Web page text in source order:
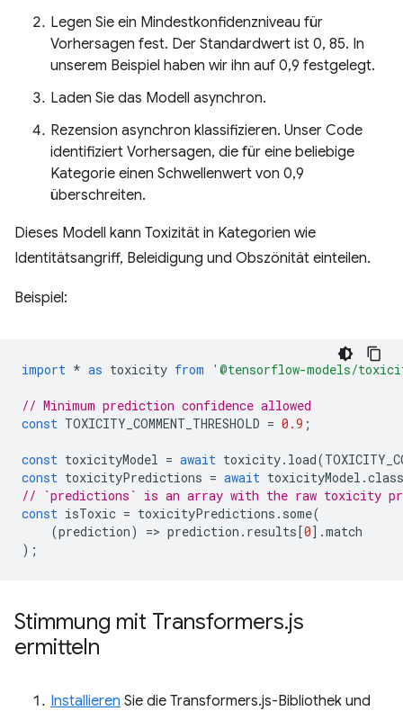
Legen Sie ein Mindestkonfidenzniveau für
Vorhersagen fest. Der Standardwert ist 0, 85. In
unserem Beispiel haben wir ihn auf 0,9 festgelegt.
Laden Sie das Modell asynchron.
Rezension asynchron klassifizieren. Unser Code
identifiziert Vorhersagen, die für eine beliebige
Kategorie einen Schwellenwert von 0,9
überschreiten.
Dieses Modell kann Toxizität in Kategorien wie
Identitätsangriff, Beleidigung und Obszönität einteilen.
Beispiel:
import * as toxicity from '@tensorflow-models/
// Minimum prediction confidence allowed
const TOXICITY_COMMENT_THRESHOLD = 0.9 ;
const toxicityModel = await toxicity. load(
const toxicityPredictions = await toxicityModel .
// `predictions` is an array with the raw toxicity
const isToxic = toxicityPredictions . some(
(prediction) => prediction . results[0].match
);
Stimmung mit Transformers.js
ermitteln
Installieren Sie die Transformers.js-Bibliothek und